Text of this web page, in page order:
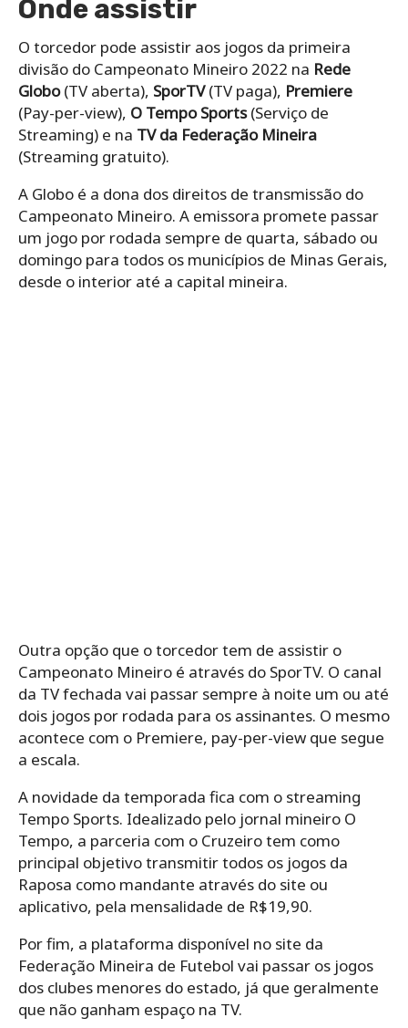
Onde assistir
O torcedor pode assistir aos jogos da primeira
divisão do Campeonato Mineiro 2022 na Rede
Globo(TV aberta), SporTV(TV paga), Premiere
(Pay-per-view), O Tempo Sports(Serviço de
Streaming) e na TV da Federação Mineira
(Streaming gratuito).
A Globo é a dona dos direitos de transmissão do
Campeonato Mineiro. A emissora promete passar
um jogo por rodada sempre de quarta, sábado ou
domingo para todos os municípios de Minas Gerais,
desde o interior até a capital mineira.
Outra opção que o torcedor tem de assistir o
Campeonato Mineiro é através do SporTV. O canal
da TV fechada vai passar sempre à noite um ou até
dois jogos por rodada para os assinantes. O mesmo
acontece com o Premiere, pay-per-view que segue
a escala.
A novidade da temporada fica com o streaming
Tempo Sports. Idealizado pelo jornal mineiro O
Tempo, a parceria com o Cruzeiro tem como
principal objetivo transmitir todos os jogos da
Raposa como mandante através do site ou
aplicativo, pela mensalidade de R$19,90.
Por fim, a plataforma disponível no site da
Federação Mineira de Futebol vai passar os jogos
dos clubes menores do estado, já que geralmente
que não ganham espaço na TV.